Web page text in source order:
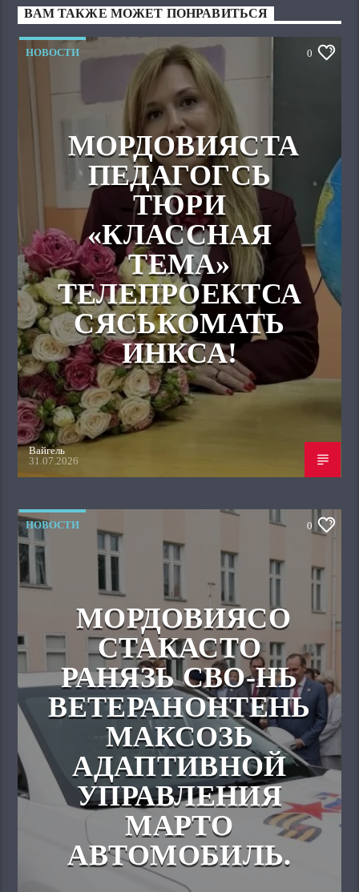
ВАМ ТАКЖЕ МОЖЕТ ПОНРАВИТЬСЯ
НОВОСТИ 0
МОРДОВИЯСТА
ПЕДАГОГСЬ
ТЮРИ
«КЛАССНАЯ
ТЕМА»
ТЕЛЕПРОЕКТСА
СЯСЬКОМАТЬ
ИНКСА!
Вайгель
31.07.2026
НОВОСТИ 0
МОРДОВИЯСО
СТАКАСТО
РАНЯЗЬ СВО-НЬ
ВЕТЕРАНОНТЕНЬ
МАКСОЗЬ
АДАПТИВНОЙ
УПРАВЛЕНИЯ
МАРТО
АВТОМОБИЛЬ.